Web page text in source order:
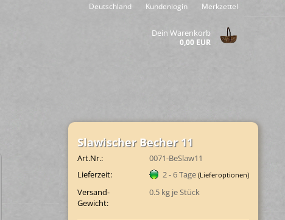
Deutschland Kundenlogin Merkzettel
Dein Warenkorb
0,00 EUR
Sla­wi­scher Be­cher 11
Art.Nr.:
0071-BeSlaw11
Lieferzeit:
2 - 6 Tage (Lieferoptionen)
Versand-
Gewicht:
0.5kg je Stück